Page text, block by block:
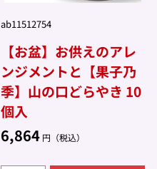
ab11512754
【お盆】お供えのアレ
ンジメントと【果子乃
季】山の口どらやき 10
個入
6,864 円（税込）